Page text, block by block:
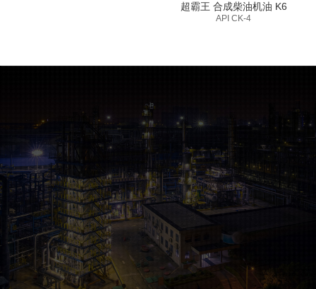
超霸王 合成柴油机油 K6
API CK-4